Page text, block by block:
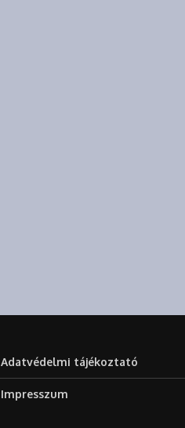
Adatvédelmi tájékoztató
Impresszum